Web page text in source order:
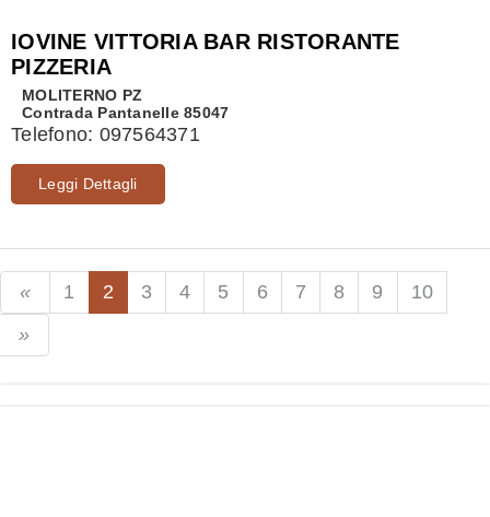
IOVINE VITTORIA BAR RISTORANTE
PIZZERIA
MOLITERNO PZ
Contrada Pantanelle 85047
Telefono: 097564371
Leggi Dettagli
1 2 3 4 5 6 7 8 9 10